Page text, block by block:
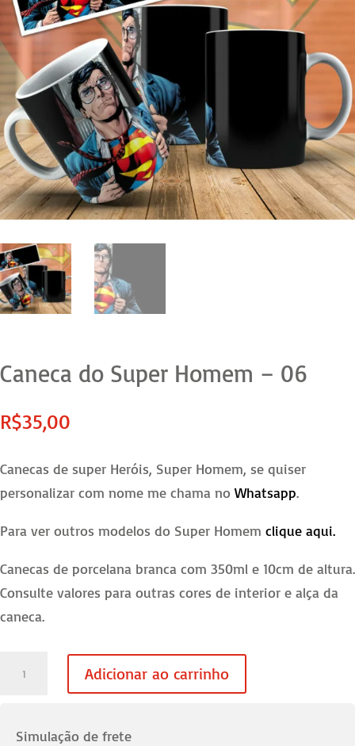
Caneca do Super Homem – 06
R$35,00
Canecas de super Heróis, Super Homem, se quiser
personalizar com nome me chama no Whatsapp.
Para ver outros modelos do Super Homem clique aqui.
Canecas de porcelana branca com 350ml e 10cm de altura.
Consulte valores para outras cores de interior e alça da
caneca.
Homem
Adicionar ao carrinho
Simulação de frete